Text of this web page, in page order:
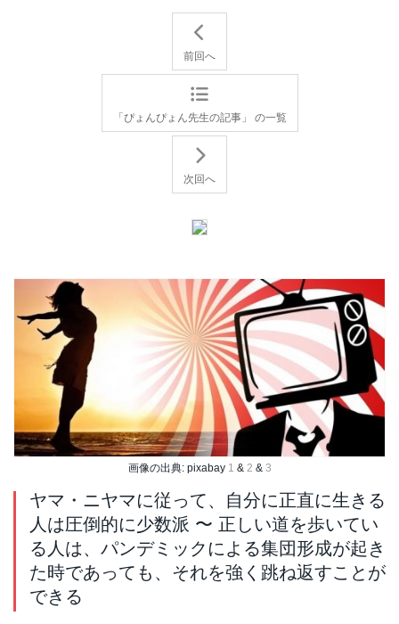
前回へ
「ぴょんぴょん先生の記事」 の一覧
次回へ
画像の出典: pixabay 1 & 2 & 3
ヤマ・ニヤマに従って、自分に正直に生きる
人は圧倒的に少数派 〜 正しい道を歩いてい
る人は、パンデミックによる集団形成が起き
た時であっても、それを強く跳ね返すことが
できる